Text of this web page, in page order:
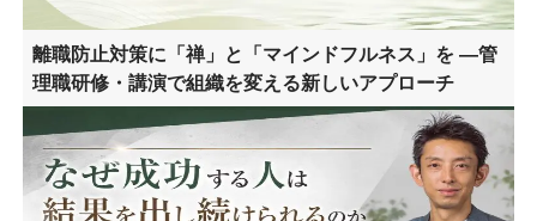
離職防止対策に「禅」と「マインドフルネス」を ―管
理職研修・講演で組織を変える新しいアプローチ